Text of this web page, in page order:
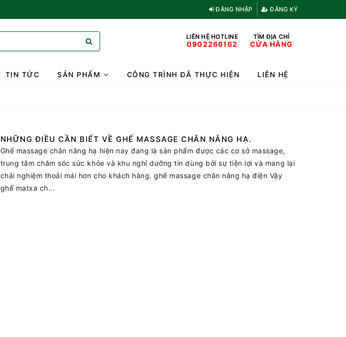
ĐĂNG NHẬP ĐĂNG KÝ
LIÊN HỆ HOTLINE
0902266162
TÌM ĐỊA CHỈ
CỬA HÀNG
TIN TỨC SẢN PHẨM CÔNG TRÌNH ĐÃ THỰC HIỆN LIÊN HỆ
NHỮNG ĐIỀU CẦN BIẾT VỀ GHẾ MASSAGE CHÂN NÂNG HẠ.
Ghế massage chân nâng hạ hiện nay đang là sản phẩm được các cơ sở massage,
trung tâm chăm sóc sức khỏe và khu nghỉ dưỡng tin dùng bởi sự tiện lợi và mang lại
chải nghiệm thoải mái hơn cho khách hàng. ghế massage chân nâng hạ điện Vậy
ghế matxa ch...